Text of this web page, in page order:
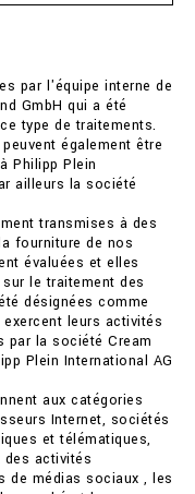
par l'équipe interne de
GmbH qui a été
type de traitements.
également être
Philipp Plein
ailleurs la société
transmises à des
fourniture de nos
évaluées et elles
le traitement des
désignées comme
leurs activités
la société Cream
Plein International AG
aux catégories
Internet, sociétés
et télématiques,
activités
de médias sociaux , les